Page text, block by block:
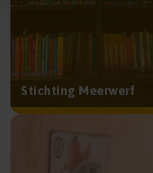
Stichting Meerwerf